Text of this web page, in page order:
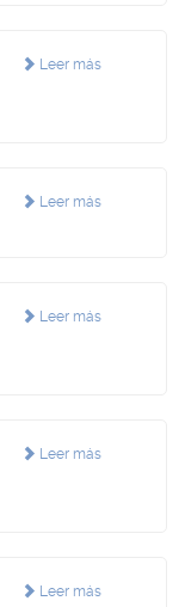
Leer más
Leer más
Leer más
Leer más
Leer más